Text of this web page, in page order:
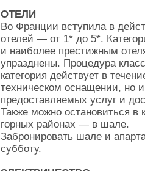
ОТЕЛИ
Во Франции вступила в
отелей — от 1* до 5*.
и наиболее престижным
упразднены. Процедура
категория действует в
техническом оснащении, но
предоставляемых услуг и
Также можно остановиться в
горных районах — в шале.
Забронировать шале и
субботу.